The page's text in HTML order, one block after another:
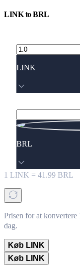
LINKtoBRL
LINK
BRL
1 LINK = 41.99 BRL
Prisen for at
dag.
Køb LINK
Køb LINK